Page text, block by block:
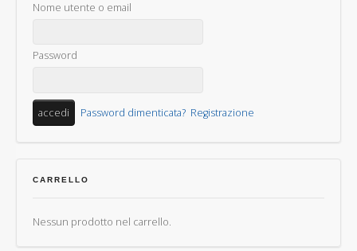
Nome utente o email
Password
Password dimenticata? Registrazione
CARRELLO
Nessun prodotto nel carrello.